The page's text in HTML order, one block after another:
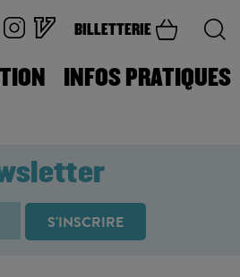
BILLETTERIE
INFOS PRATIQUES